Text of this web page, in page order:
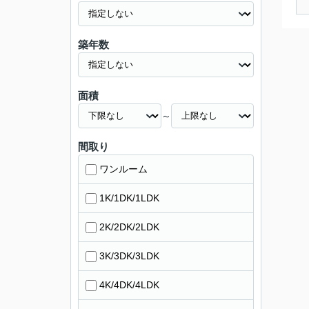
築年数
面積
～
間取り
ワンルーム
1K/1DK/1LDK
2K/2DK/2LDK
3K/3DK/3LDK
4K/4DK/4LDK